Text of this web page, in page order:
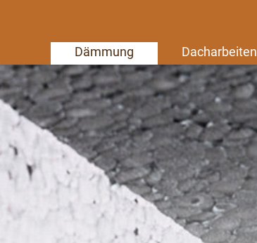
Dämmung Dacharbeiten